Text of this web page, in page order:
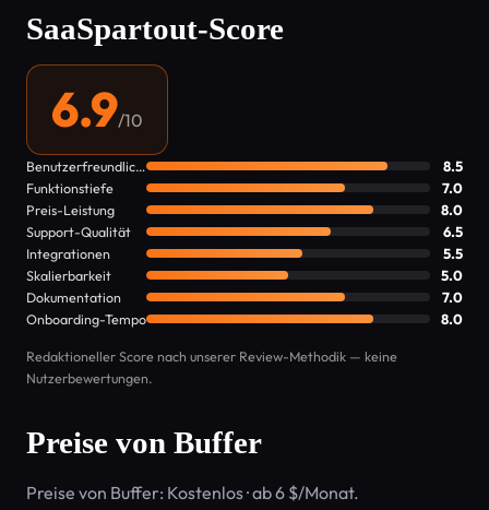
SaaSpartout-Score
6.9/10
Benutzerfreundlichkeit
8.5
Funktionstiefe
7.0
Preis-Leistung
8.0
Support-Qualität
6.5
Integrationen
5.5
Skalierbarkeit
5.0
Dokumentation
7.0
Onboarding-Tempo
8.0
Redaktioneller Score nach unserer Review-Methodik — keine
Nutzerbewertungen.
Preise von Buffer
Preise von Buffer: Kostenlos · ab 6 $/Monat.